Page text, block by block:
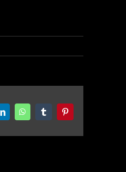
LinkedInWhatsAppTumblrPinterest